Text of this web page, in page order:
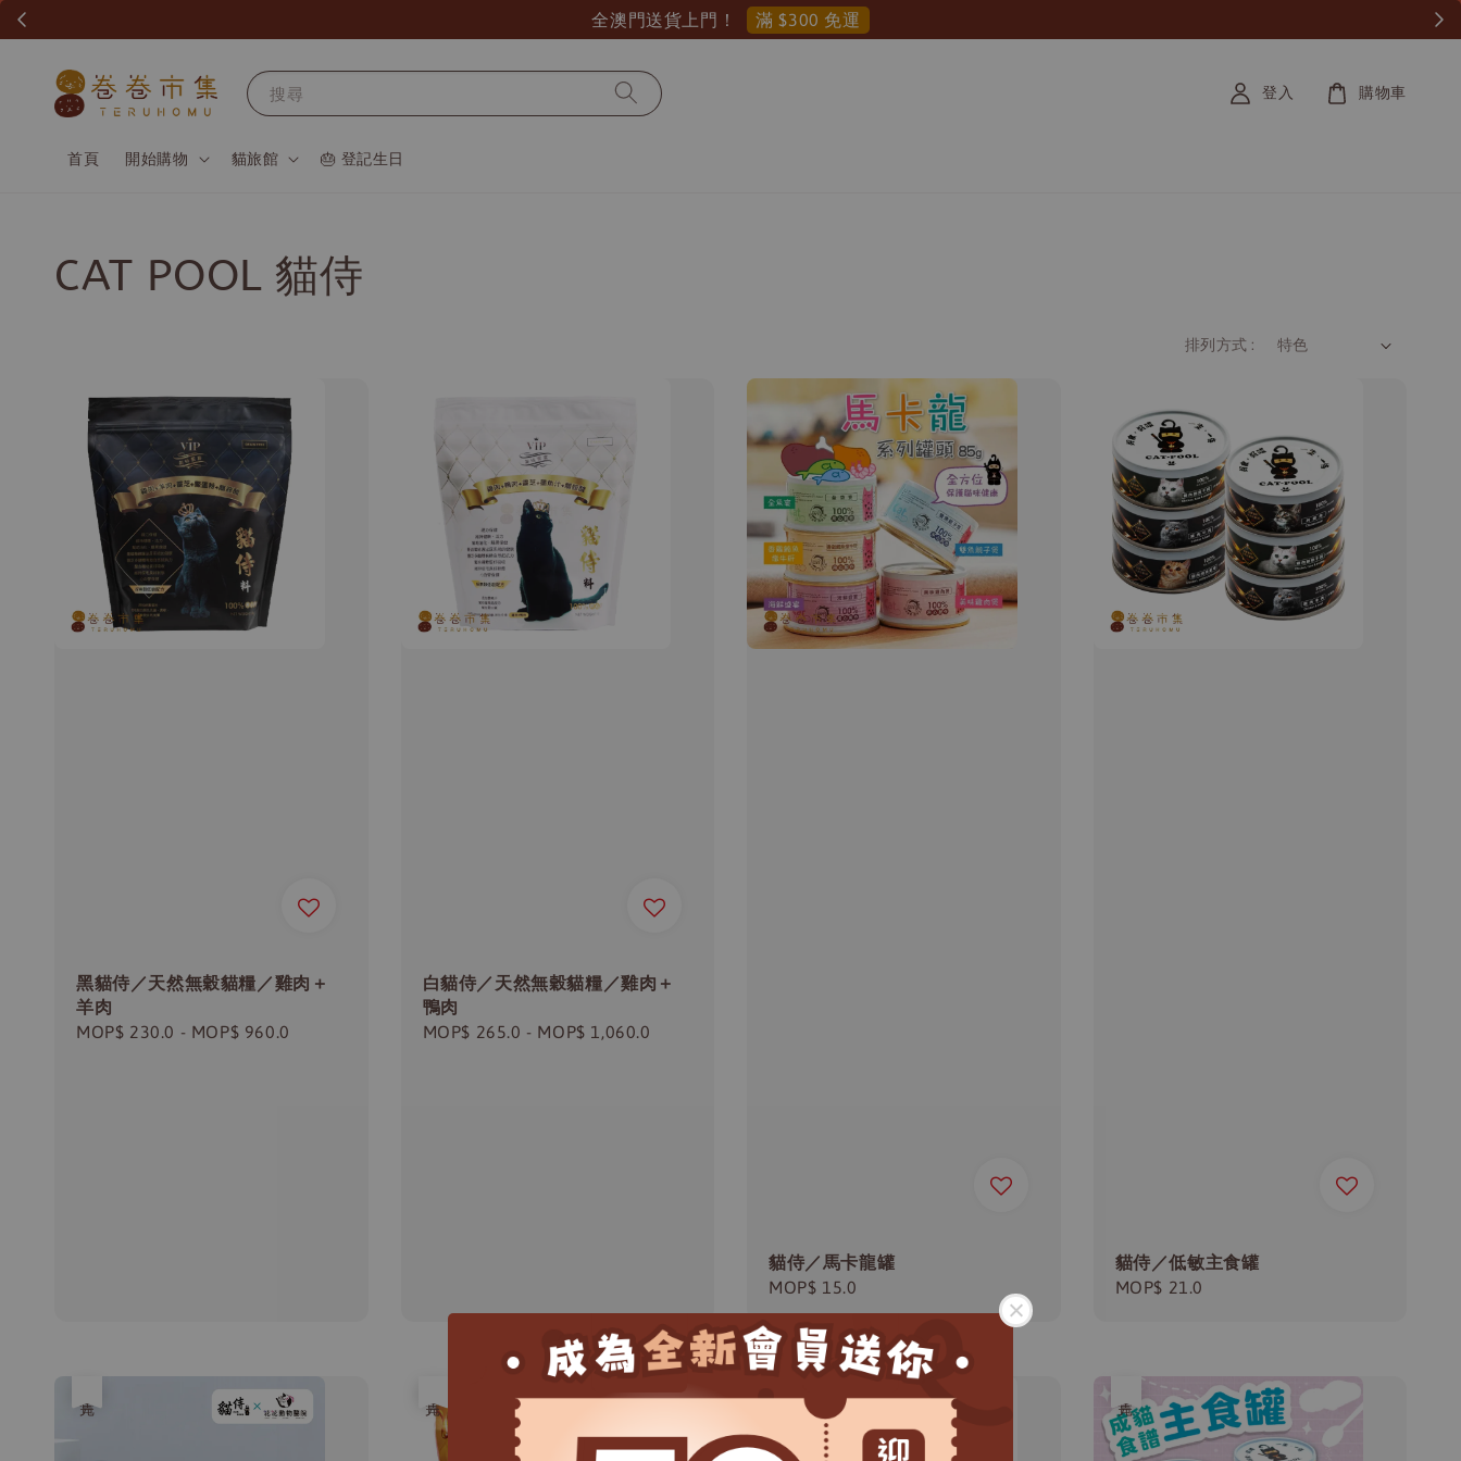
全澳門送貨上門！ 滿 $300 免運
搜尋
首頁 開始購物 貓旅館 🎂 登記生日
登入 購物車
CAT POOL 貓侍
排列方式 :
黑貓侍／天然無穀貓糧／雞肉＋
羊肉
Regular
MOP$ 230.0 - MOP$ 960.0
白貓侍／天然無穀貓糧／雞肉＋
鴨肉
Regular
MOP$ 265.0 - MOP$ 1,060.0
貓侍／馬卡龍罐
Regular
price
MOP$ 15.0
貓侍／低敏主食罐
Regular
MOP$ 21.0